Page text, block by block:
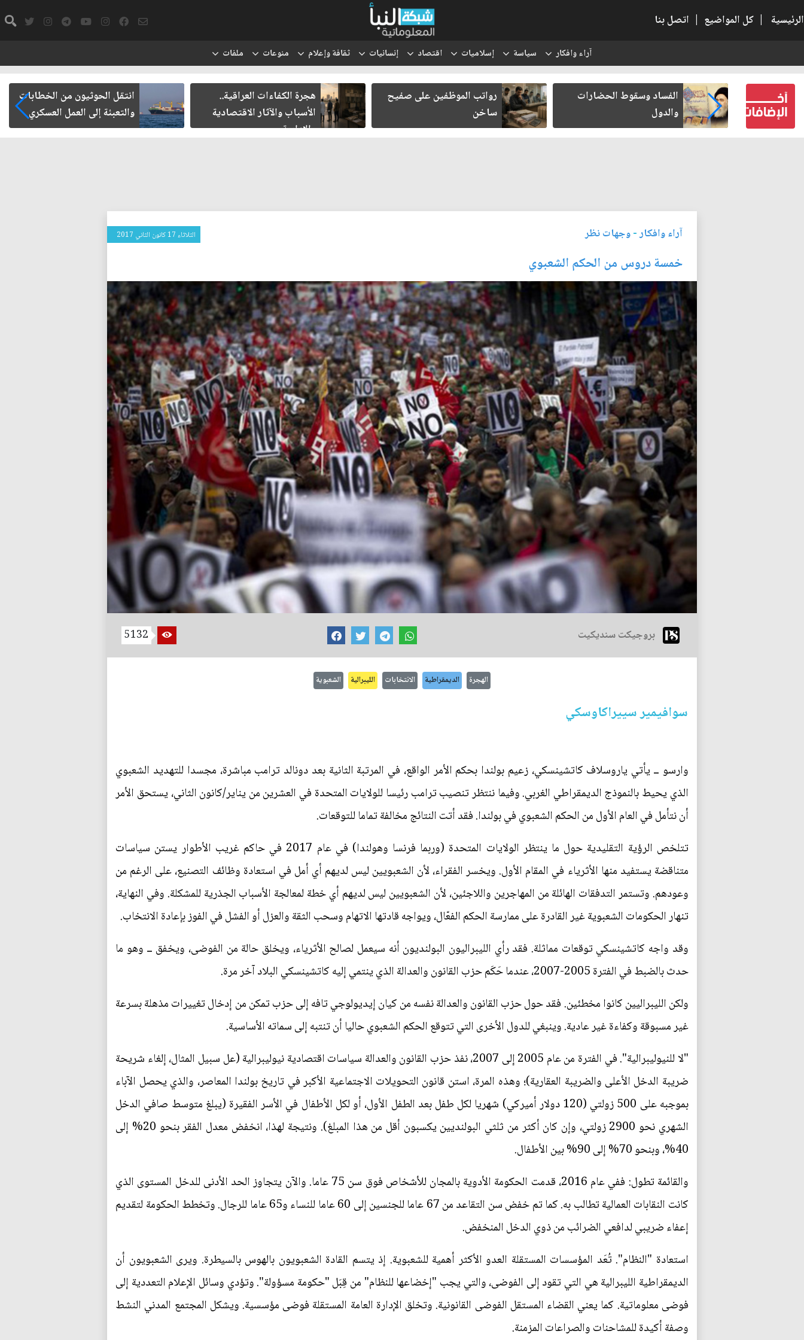
الرئيسية | كل المواضيع | اتصل بنا
آراء وافكار سياسة إسلاميات اقتصاد إنسانيات ثقافة وإعلام منوعات ملفات
كتب لنفسه
الفساد وسقوط الحضارات
والدول
رواتب الموظفين على صفيح
ساخن
هجرة الكفاءات العراقية..
الأسباب والآثار الاقتصادية
والإدارية
انتقل الحوثيون من الخطابات
والتعبئة إلى العمل العسكري
آراء وافكار-وجهات نظر الثلاثاء 17 كانون الثاني 2017
خمسة دروس من الحكم الشعبوي
بروجيكت سنديكيت 5132
الهجرة الديمقراطية الانتخابات الليبرالية الشعبوية
سوافيمير سييراكاوسكي
وارسو ــ يأتي ياروسلاف كاتشينسكي، زعيم بولندا بحكم الأمر الواقع، في المرتبة الثانية بعد دونالد ترامب مباشرة، مجسدا للتهديد الشعبوي
الذي يحيط بالنموذج الديمقراطي الغربي. وفيما ننتظر تنصيب ترامب رئيسا للولايات المتحدة في العشرين من يناير/كانون الثاني، يستحق الأمر
أن نتأمل في العام الأول من الحكم الشعبوي في بولندا. فقد أتت النتائج مخالفة تماما للتوقعات.
تتلخص الرؤية التقليدية حول ما ينتظر الولايات المتحدة (وربما فرنسا وهولندا) في عام 2017 في حاكم غريب الأطوار يستن سياسات
متناقضة يستفيد منها الأثرياء في المقام الأول. ويخسر الفقراء، لأن الشعبويين ليس لديهم أي أمل في استعادة وظائف التصنيع، على الرغم من
وعودهم. وتستمر التدفقات الهائلة من المهاجرين واللاجئين، لأن الشعبويين ليس لديهم أي خطة لمعالجة الأسباب الجذرية للمشكلة. وفي النهاية،
تنهار الحكومات الشعبوية غير القادرة على ممارسة الحكم الفعّال، ويواجه قادتها الاتهام وسحب الثقة والعزل أو الفشل في الفوز بإعادة الانتخاب.
وقد واجه كاتشينسكي توقعات مماثلة. فقد رأي الليبراليون البولنديون أنه سيعمل لصالح الأثرياء، ويخلق حالة من الفوضى، ويخفق ــ وهو ما
حدث بالضبط في الفترة 2005-2007، عندما حَكَم حزب القانون والعدالة الذي ينتمي إليه كاتشينسكي البلاد آخر مرة.
ولكن الليبراليين كانوا مخطئين. فقد حول حزب القانون والعدالة نفسه من كيان إيديولوجي تافه إلى حزب تمكن من إدخال تغييرات مذهلة بسرعة
غير مسبوقة وكفاءة غير عادية. وينبغي للدول الأخرى التي تتوقع الحكم الشعبوي حاليا أن تنتبه إلى سماته الأساسية.
"لا للنيوليبرالية". في الفترة من عام 2005 إلى 2007، نفذ حزب القانون والعدالة سياسات اقتصادية نيوليبرالية (عل سبيل المثال، إلغاء شريحة
ضريبة الدخل الأعلى والضريبة العقارية)؛ وهذه المرة، استن قانون التحويلات الاجتماعية الأكبر في تاريخ بولندا المعاصر، والذي يحصل الآباء
بموجبه على 500 زولتي (120 دولار أميركي) شهريا لكل طفل بعد الطفل الأول، أو لكل الأطفال في الأسر الفقيرة (يبلغ متوسط صافي الدخل
الشهري نحو 2900 زولتي، وإن كان أكثر من ثلثي البولنديين يكسبون أقل من هذا المبلغ). ونتيجة لهذا، انخفض معدل الفقر بنحو 20% إلى
40%، وبنحو 70% إلى 90% بين الأطفال.
والقائمة تطول: ففي عام 2016، قدمت الحكومة الأدوية بالمجان للأشخاص فوق سن 75 عاما. والآن يتجاوز الحد الأدنى للدخل المستوى الذي
كانت النقابات العمالية تطالب به. كما تم خفض سن التقاعد من 67 عاما للجنسين إلى 60 عاما للنساء و65 عاما للرجال. وتخطط الحكومة لتقديم
إعفاء ضريبي لدافعي الضرائب من ذوي الدخل المنخفض.
استعادة "النظام". تُعَد المؤسسات المستقلة العدو الأكثر أهمية للشعبوية. إذ يتسم القادة الشعبويون بالهوس بالسيطرة. ويرى الشعبويون أن
الديمقراطية الليبرالية هي التي تقود إلى الفوضى، والتي يجب "إخضاعها للنظام" من قِبَل "حكومة مسؤولة". وتؤدي وسائل الإعلام التعددية إلى
فوضى معلوماتية. كما يعني القضاء المستقل الفوضى القانونية. وتخلق الإدارة العامة المستقلة فوضى مؤسسية. ويشكل المجتمع المدني النشط
وصفة أكيدة للمشاحنات والصراعات المزمنة.